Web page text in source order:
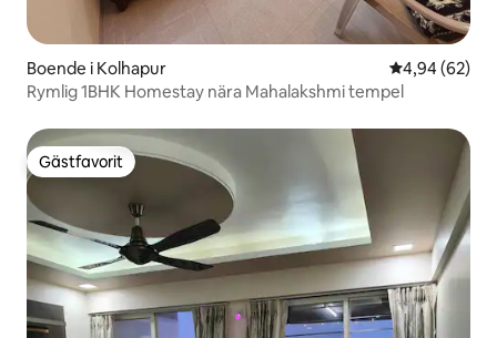
Boende i Kolhapur 4,94 av 5 i
4,94 (62)
Rymlig 1BHK Homestay nära Mahalakshmi tempel
Gästfavorit
Gästfavorit